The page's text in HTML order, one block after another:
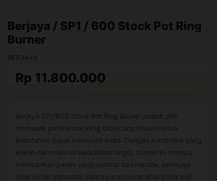
Berjaya / SP1 / 600 Stock Pot Ring
Burner
Rp 11.800.000
Berjaya SP1/600 Stock Pot Ring Burner adalah alat
memasak profesional yang dirancang khusus untuk
kebutuhan dapur komersial Anda. Dengan konstruksi yang
kokoh dan material berkualitas tinggi, burner ini mampu
memberikan panas yang optimal dan merata, sehingga
ideal untuk memasak dalam panci besar atau stock pot.